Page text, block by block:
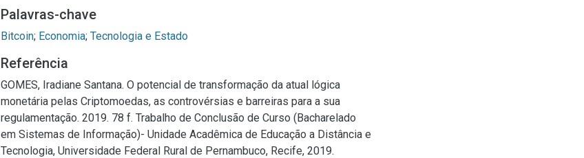
Palavras-chave
Bitcoin; Economia; Tecnologia e Estado
Referência
GOMES, Iradiane Santana. O potencial de transformação da atual lógica
monetária pelas Criptomoedas, as controvérsias e barreiras para a sua
regulamentação. 2019. 78 f. Trabalho de Conclusão de Curso (Bacharelado
em Sistemas de Informação)- Unidade Acadêmica de Educação a Distância e
Tecnologia, Universidade Federal Rural de Pernambuco, Recife, 2019.